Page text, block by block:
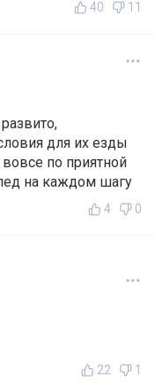
40 11
для их езды
по приятной
на каждом шагу
4 0
22 1